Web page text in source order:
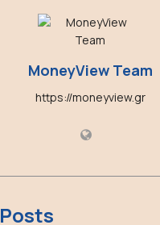
MoneyView Team
https://moneyview.gr
Posts